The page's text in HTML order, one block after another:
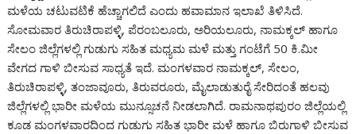
ಮಳೆಯ ಚಟುವಟಿಕೆ ಹೆಚ್ಚಾಗಲಿದೆ ಎಂದು ಹವಾಮಾನ ಇಲಾಖೆ ತಿಳಿಸಿದೆ.
ಸೋಮವಾರ ತಿರುಚಿರಾಪಳ್ಳಿ, ಪೆರಂಬಲೂರು, ಅರಿಯಲೂರು, ನಾಮಕ್ಕಲ್ ಹಾಗೂ
ಸೇಲಂ ಜಿಲ್ಲೆಗಳಲ್ಲಿ ಗುಡುಗು ಸಹಿತ ಮಧ್ಯಮ ಮಳೆ ಮತ್ತು ಗಂಟೆಗೆ 50 ಕಿ.ಮೀ
ವೇಗದ ಗಾಳಿ ಬೀಸುವ ಸಾಧ್ಯತೆ ಇದೆ. ಮಂಗಳವಾರ ನಾಮಕ್ಕಲ್, ಸೇಲಂ,
ತಿರುಚಿರಾಪಳ್ಳಿ, ತಂಜಾವೂರು, ತಿರುವರೂರು, ಮೈಲಾಡುತುರೈ ಸೇರಿದಂತೆ ಹಲವು
ಜಿಲ್ಲೆಗಳಲ್ಲಿ ಭಾರೀ ಮಳೆಯ ಮುನ್ಸೂಚನೆ ನೀಡಲಾಗಿದೆ. ರಾಮನಾಥಪುರಂ ಜಿಲ್ಲೆಯಲ್ಲಿ
ಕೂಡ ಮಂಗಳವಾರದಿಂದ ಗುಡುಗು ಸಹಿತ ಭಾರೀ ಮಳೆ ಹಾಗೂ ಬಿರುಗಾಳಿ ಬೀಸುವ